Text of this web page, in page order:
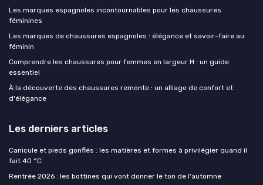
Les marques espagnoles incontournables pour les chaussures
féminines
Les marques de chaussures espagnoles : élégance et savoir-faire au
féminin
Comprendre les chaussures pour femmes en largeur H : un guide
essentiel
À la découverte des chaussures remonte : un alliage de confort et
d'élégance
Les derniers articles
Canicule et pieds gonflés : les matières et formes à privilégier quand il
fait 40 °C
Rentrée 2026 : les bottines qui vont donner le ton de l'automne